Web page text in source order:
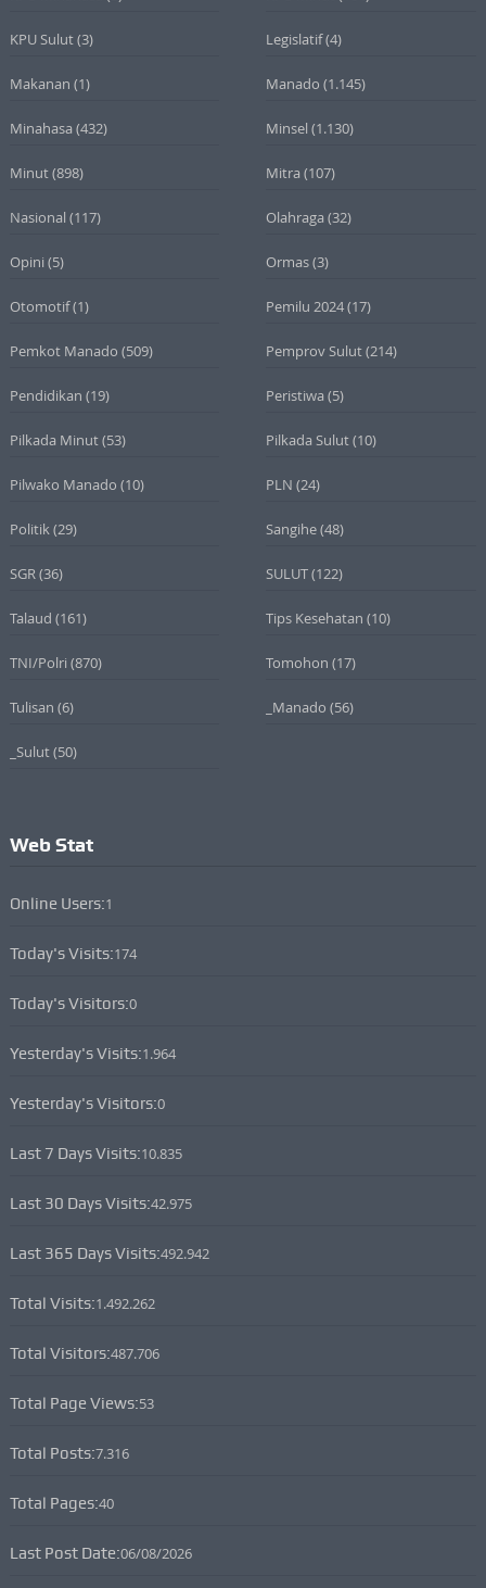
KPU Sulut(3) Legislatif(4)
Makanan (1) Manado (1.145)
Minahasa (432) Minsel (1.130)
Minut(898) Mitra (107)
Nasional (117) Olahraga (32)
Opini (5) Ormas(3)
Otomotif(1) Pemilu 2024(17)
Pemkot Manado (509) Pemprov Sulut(214)
Pendidikan (19) Peristiwa (5)
Pilkada Minut(53) Pilkada Sulut(10)
Pilwako Manado (10) PLN (24)
Politik (29) Sangihe(48)
SGR (36) SULUT(122)
Talaud (161) Tips Kesehatan (10)
TNI/Polri (870) Tomohon (17)
Tulisan (6) _Manado (56)
_Sulut(50)
Web Stat
Online Users:1
Today's Visits:174
Today's Visitors:0
Yesterday's Visits:1.964
Yesterday's Visitors:0
Last 7 Days Visits:10.835
Last 30 Days Visits:42.975
Last 365 Days Visits:492.942
Total Visits:1.492.262
Total Visitors:487.706
Total Page Views:53
Total Posts:7.316
Total Pages:40
Last Post Date:06/08/2026